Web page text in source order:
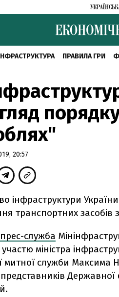
ПРАВИЛА ГРИ
20:57
інфраструктури
транспортних засобів
прес-служба
міністра
митної служби Максима
представників